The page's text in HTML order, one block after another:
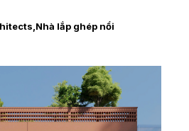
Nhà lắp ghép nổi